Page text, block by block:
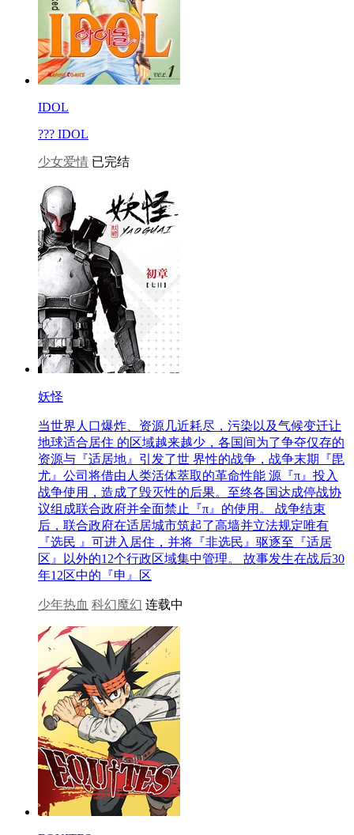
IDOL
??? IDOL
少女爱情 已完结
妖怪
当世界人口爆炸、资源几近耗尽，污染以及气候变迁让
地球适合居住 的区域越来越少，各国间为了争夺仅存的
资源与『适居地』引发了世 界性的战争，战争末期『毘
尤』公司将借由人类活体萃取的革命性能 源『π』投入
战争使用，造成了毁灭性的后果。至终各国达成停战协
议组成联合政府并全面禁止『π』的使用。 战争结束
后，联合政府在适居城市筑起了高墙并立法规定唯有
『选民 』可进入居住，并将『非选民』驱逐至『适居
区』以外的12个行政区域集中管理。 故事发生在战后30
年12区中的『申』区
少年热血 科幻魔幻 连载中